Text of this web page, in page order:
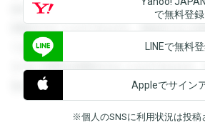
録すると回答を閲覧することができま
閲覧することができます。登録すると
できます。登録すると回答を閲覧する
すると回答を閲覧することができます
覧することができます。
で無料登録
LINEで無料
Appleでサイン
※個人のSNSに利用状況は投稿